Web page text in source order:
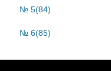
№ 5(84)
№ 6(85)